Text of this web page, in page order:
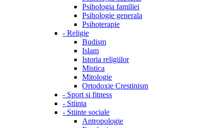
Psihologia familiei
Psihologie generala
Psihoterapie
- Religie
Budism
Islam
Istoria religiilor
Mistica
Mitologie
Ortodoxie Crestinism
- Sport si fitness
- Stiinta
- Stiinte sociale
Antropologie